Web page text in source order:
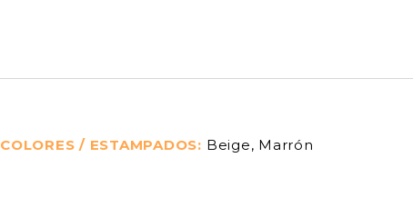
COLORES / ESTAMPADOS Beige, Marrón